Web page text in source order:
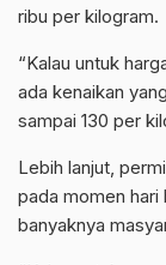
ribu per kilogram.
“Kalau untuk
ada kenaikan
sampai 130 per
Lebih lanjut,
pada momen hari
banyaknya